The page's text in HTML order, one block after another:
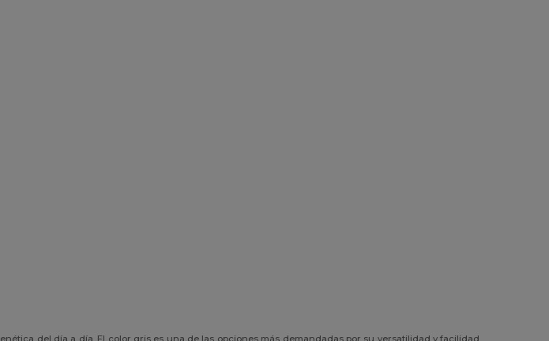
del día a día. El color gris es una de las opciones más demandadas por su versatilidad y facilidad